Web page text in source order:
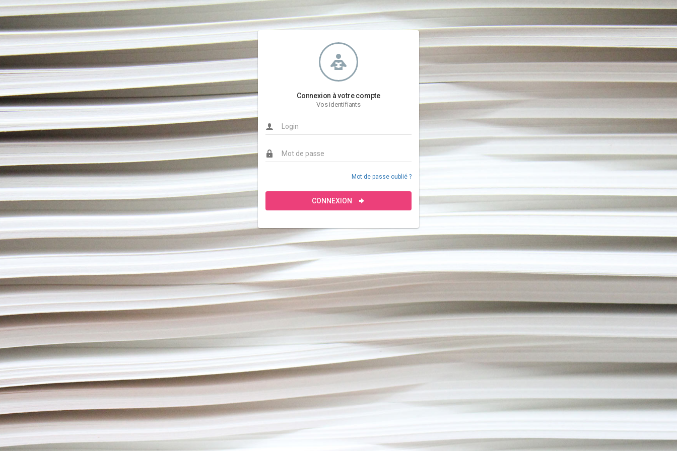
Connexion à votre compte
Vos identifiants
Mot de passe oublié ?
CONNEXION